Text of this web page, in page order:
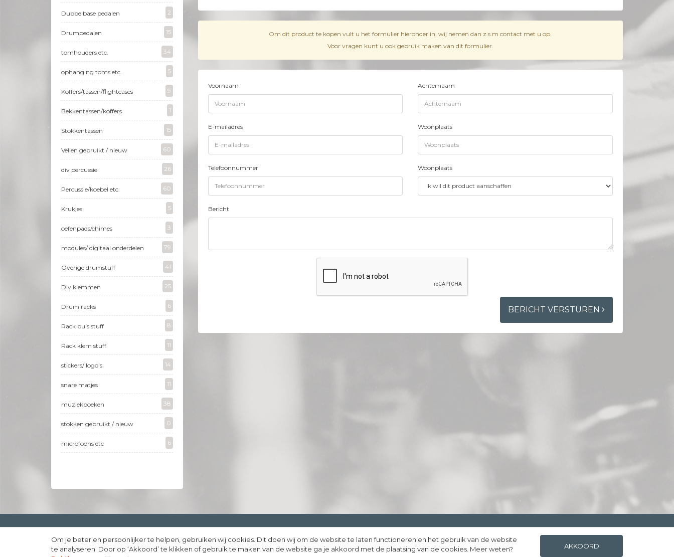
Dubbelbase pedalen 2
Drumpedalen 15
tomhouders etc. 34
ophanging toms etc. 5
Koffers/tassen/flightcases 9
Bekkentassen/koffers 1
Stokkentassen 15
Vellen gebruikt / nieuw 60
div percussie 26
Percussie/koebel etc. 60
Krukjes 5
oefenpads/chimes 3
modules/ digitaal onderdelen 79
Overige drumstuff 41
Div klemmen 25
Drum racks 6
Rack buis stuff 8
Rack klem stuff 11
stickers/ logo's 14
snare matjes 11
muziekboeken 38
stokken gebruikt / nieuw 0
microfoons etc 6
Om dit product te kopen vult u het formulier hieronder in, wij nemen dan z.s.m contact met u op.
Voor vragen kunt u ook gebruik maken van dit formulier.
Voornaam
E-mailadres
Telefoonnummer
Achternaam
Woonplaats
Woonplaats
Bericht
BERICHT VERSTUREN
Copyright © 1999 - 2026 - JouwDrumstel.nl |Webdesign Purify Media INSTAGRAM
Om je beter en persoonlijker te helpen, gebruiken wij cookies. Dit doen wij om de website te laten functioneren en het gebruik van de website
te analyseren. Door op ‘Akkoord’ te klikken of gebruik te maken van de website ga je akkoord met de plaatsing van de cookies. Meer weten?
AKKOORD